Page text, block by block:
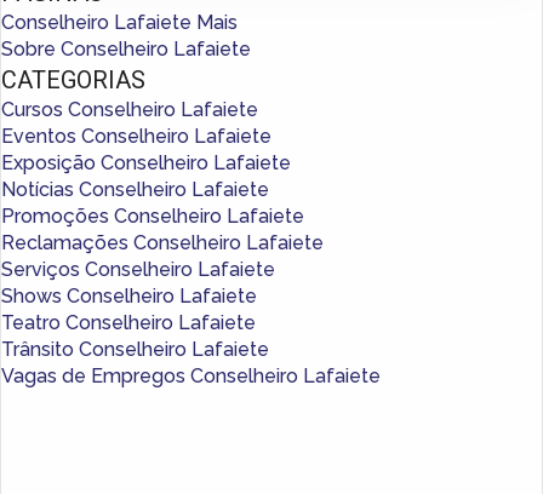
Conselheiro Lafaiete Mais
Sobre Conselheiro Lafaiete
CATEGORIAS
Cursos Conselheiro Lafaiete
Eventos Conselheiro Lafaiete
Exposição Conselheiro Lafaiete
Notícias Conselheiro Lafaiete
Promoções Conselheiro Lafaiete
Reclamações Conselheiro Lafaiete
Serviços Conselheiro Lafaiete
Shows Conselheiro Lafaiete
Teatro Conselheiro Lafaiete
Trânsito Conselheiro Lafaiete
Vagas de Empregos Conselheiro Lafaiete